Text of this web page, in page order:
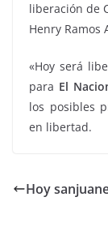
liberación de
Henry Ramos
«Hoy será
para El
los posibles
en libertad.
Hoy